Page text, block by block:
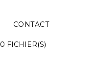
CONTACT
0 FICHIER(S)